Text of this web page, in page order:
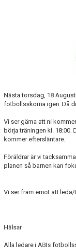
MATCHER
VÅRA KLUBBKLÄDER
HITTA HIT
Nästa torsdag, 18
fotbollsskorna igen. Då
Vi ser gärna att ni
börja träningen kl. 18:00.
kommer eftersläntare.
Föräldrar är vi
planen så barnen kan
Vi ser fram emot att leda/
Hälsar
Alla ledare i ABIs